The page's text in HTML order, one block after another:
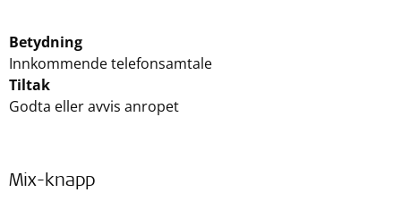
Betydning
Innkommende telefonsamtale
Tiltak
Godta eller avvis anropet
Mix-knapp